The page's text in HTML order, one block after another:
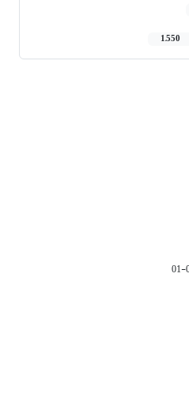
1,550